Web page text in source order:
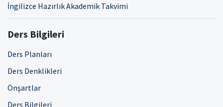
İngilizce Hazırlık Akademik Takvimi
Ders Bilgileri
Ders Planları
Ders Denklikleri
Önşartlar
Ders Bilgileri